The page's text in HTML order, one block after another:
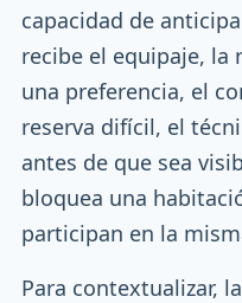
capacidad de
recibe el equipaje, la
una preferencia, el
reserva difícil, el
antes de que sea
bloquea una
participan en la
Para contextualizar,